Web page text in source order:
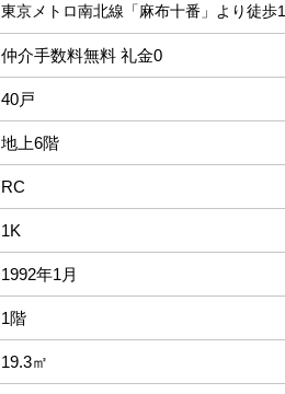
東京メトロ南北線「麻布十番」より徒歩
仲介手数料無料 礼金0
40戸
地上6階
RC
1K
1992年1月
1階
19.3㎡